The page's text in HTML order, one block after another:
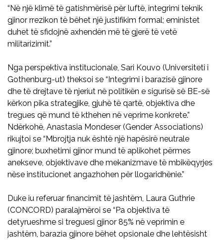
“Në një klimë të gatishmërisë për luftë, integrimi teknik
gjinor rrezikon të bëhet një justifikim formal; eministet
duhet të sfidojnë axhendën më të gjerë të vetë
militarizimit.”
Nga perspektiva institucionale, Sari Kouvo (Universiteti i
Gothenburg-ut) theksoi se “Integrimi i barazisë gjinore
dhe të drejtave të njeriut në politikën e sigurisë së BE-së
kërkon pika strategjike, gjuhë të qartë, objektiva dhe
tregues që mund të kthehen në veprime konkrete.”
Ndërkohë, Anastasia Mondeser (Gender Associations)
rikujtoi se “Mbrojtja nuk është një hapësirë neutrale
gjinore; buxhetimi gjinor mund të aplikohet përmes
anekseve, objektivave dhe mekanizmave të mbikëqyrjes
nëse institucionet angazhohen për llogaridhënie.”
Duke iu referuar financimit të jashtëm, Laura Guthrie
(CONCORD) paralajmëroi se “Pa objektiva të
detyrueshme si treguesi gjinor 85% në veprimin e
jashtëm, barazia gjinore bëhet opsionale dhe lehtësisht